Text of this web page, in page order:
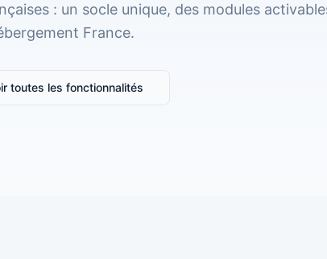
: un socle unique, des modules
France.
toutes les fonctionnalités